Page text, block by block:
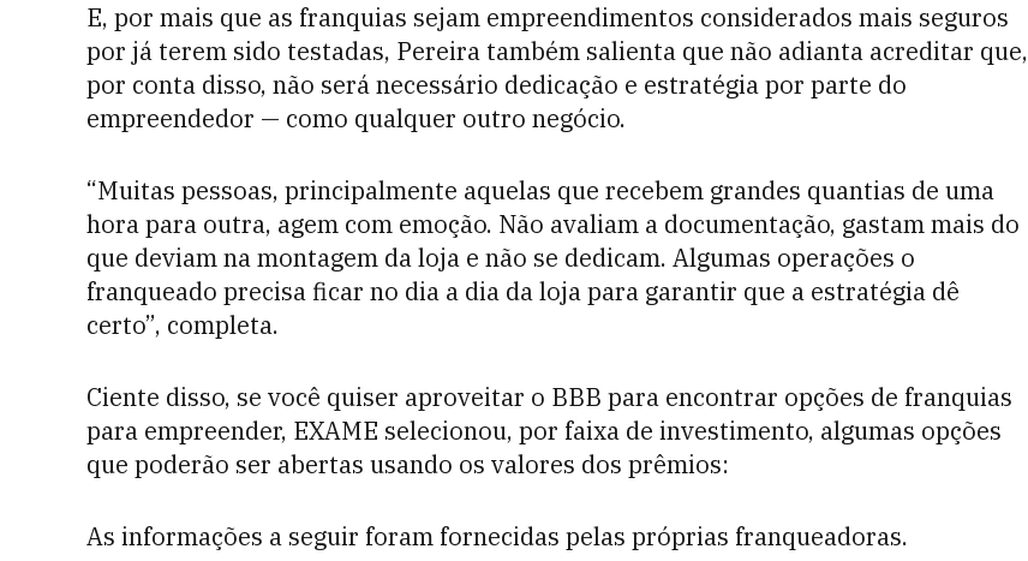
E, por mais que as franquias sejam empreendimentos considerados mais seguros
por já terem sido testadas, Pereira também salienta que não adianta acreditar que,
por conta disso, não será necessário dedicação e estratégia por parte do
empreendedor — como qualquer outro negócio.
“Muitas pessoas, principalmente aquelas que recebem grandes quantias de uma
hora para outra, agem com emoção. Não avaliam a documentação, gastam mais do
que deviam na montagem da loja e não se dedicam. Algumas operações o
franqueado precisa ficar no dia a dia da loja para garantir que a estratégia dê
certo”, completa.
Ciente disso, se você quiser aproveitar o BBB para encontrar opções de franquias
para empreender, EXAME selecionou, por faixa de investimento, algumas opções
que poderão ser abertas usando os valores dos prêmios:
As informações a seguir foram fornecidas pelas próprias franqueadoras.